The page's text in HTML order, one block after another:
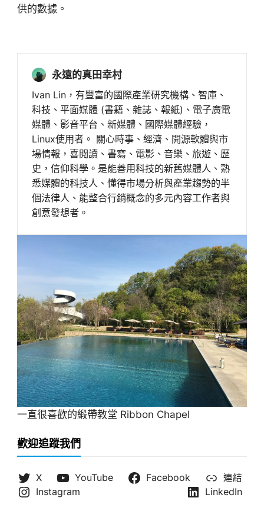
供的數據。
永遠的真田幸村
Ivan Lin，有豐富的國際產業研究機構、智庫、
科技、平面媒體 (書籍、雜誌、報紙)、電子廣電
媒體、影音平台、新媒體、國際媒體經驗，
Linux使用者。 關心時事、經濟、開源軟體與市
場情報，喜閱讀、書寫、電影、音樂、旅遊、歷
史，信仰科學。是能善用科技的新舊媒體人、熟
悉媒體的科技人、懂得市場分析與產業趨勢的半
個法律人、能整合行銷概念的多元內容工作者與
創意發想者。
一直很喜歡的緞帶教堂 Ribbon Chapel
歡迎追蹤我們
X YouTube Facebook
連結
Instagram
LinkedIn